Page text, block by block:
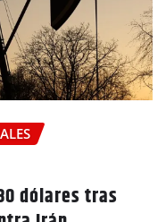
dólares tras